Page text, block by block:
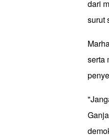
dari
surut
serta